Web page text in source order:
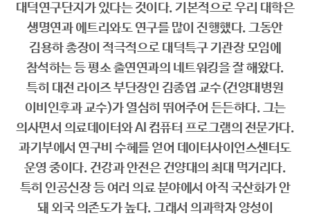
대덕연구단지가 있다는 것이다. 기본적으로 우리 대학은
생명연과 에트리와도 연구를 많이 진행했다. 그동안
김용하 총장이 적극적으로 대덕특구 기관장 모임에
참석하는 등 평소 출연연과의 네트워킹을 잘 해왔다.
특히 대전 라이즈 부단장인 김종엽 교수(건양대병원
이비인후과 교수)가 열심히 뛰어주어 든든하다. 그는
의사면서 의료데이터와 AI 컴퓨터 프로그램의 전문가다.
과기부에서 연구비 수혜를 얻어 데이터사이언스센터도
운영 중이다. 건강과 안전은 건양대의 최대 먹거리다.
특히 인공신장 등 여러 의료 분야에서 아직 국산화가 안
돼 외국 의존도가 높다. 그래서 의과학자 양성이